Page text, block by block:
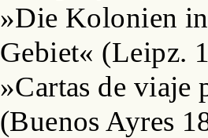
»Die Kolonien
Gebiet« (Leipz.
»Cartas de viaje
(Buenos Ayres